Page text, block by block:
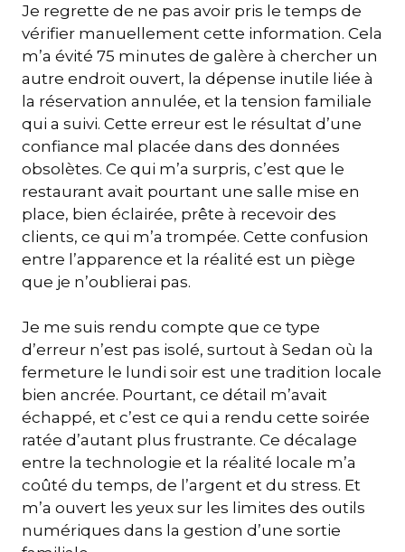
Je regrette de ne pas avoir pris le temps de
vérifier manuellement cette information. Cela
m’a évité 75 minutes de galère à chercher un
autre endroit ouvert, la dépense inutile liée à
la réservation annulée, et la tension familiale
qui a suivi. Cette erreur est le résultat d’une
confiance mal placée dans des données
obsolètes. Ce qui m’a surpris, c’est que le
restaurant avait pourtant une salle mise en
place, bien éclairée, prête à recevoir des
clients, ce qui m’a trompée. Cette confusion
entre l’apparence et la réalité est un piège
que je n’oublierai pas.
Je me suis rendu compte que ce type
d’erreur n’est pas isolé, surtout à Sedan où la
fermeture le lundi soir est une tradition locale
bien ancrée. Pourtant, ce détail m’avait
échappé, et c’est ce qui a rendu cette soirée
ratée d’autant plus frustrante. Ce décalage
entre la technologie et la réalité locale m’a
coûté du temps, de l’argent et du stress. Et
m’a ouvert les yeux sur les limites des outils
numériques dans la gestion d’une sortie